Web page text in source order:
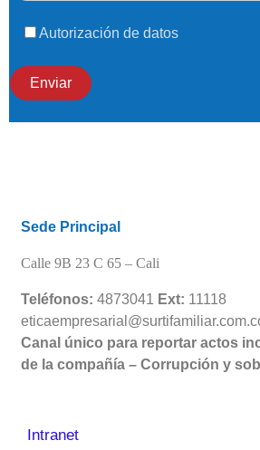
Autorización de datos
Sede Principal
Calle 9B 23 C 65 – Cali
Teléfonos: 4873041 Ext: 11118
Canal único para reportar actos
de la compañía – Corrupción y
Intranet